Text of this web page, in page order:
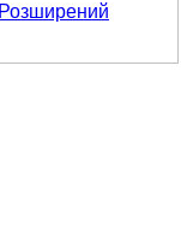
Розширений